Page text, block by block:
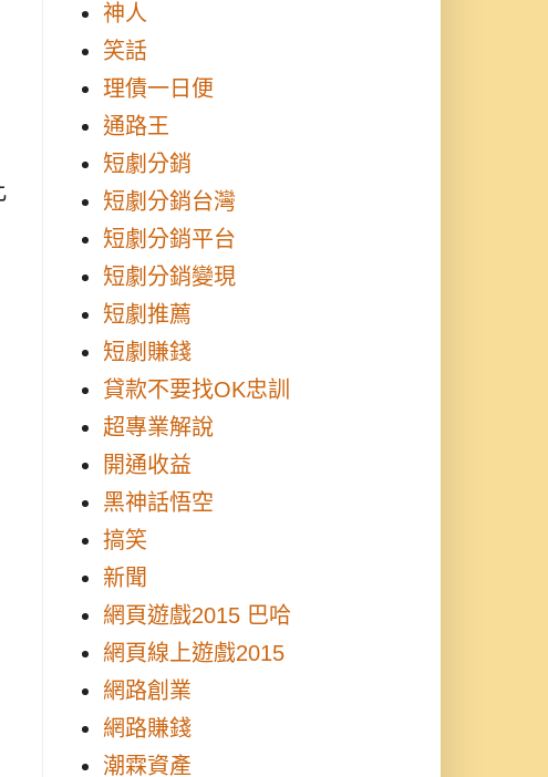
神人
笑話
理債一日便
通路王
短劇分銷
短劇分銷台灣
短劇分銷平台
短劇分銷變現
短劇推薦
短劇賺錢
貸款不要找OK忠訓
超專業解說
開通收益
黑神話悟空
搞笑
新聞
網頁遊戲2015 巴哈
網頁線上遊戲2015
網路創業
網路賺錢
潮霖資產